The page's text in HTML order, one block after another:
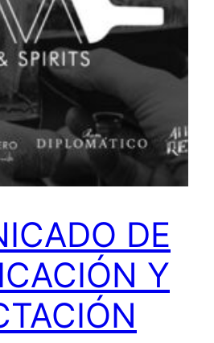
DE
Y